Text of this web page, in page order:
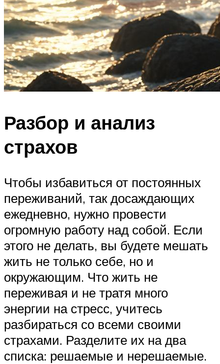
Разбор и анализ
страхов
Чтобы избавиться от постоянных
переживаний, так досаждающих
ежедневно, нужно провести
огромную работу над собой. Если
этого не делать, вы будете мешать
жить не только себе, но и
окружающим. Что жить не
переживая и не тратя много
энергии на стресс, учитесь
разбираться со всеми своими
страхами. Разделите их на два
списка: решаемые и нерешаемые.